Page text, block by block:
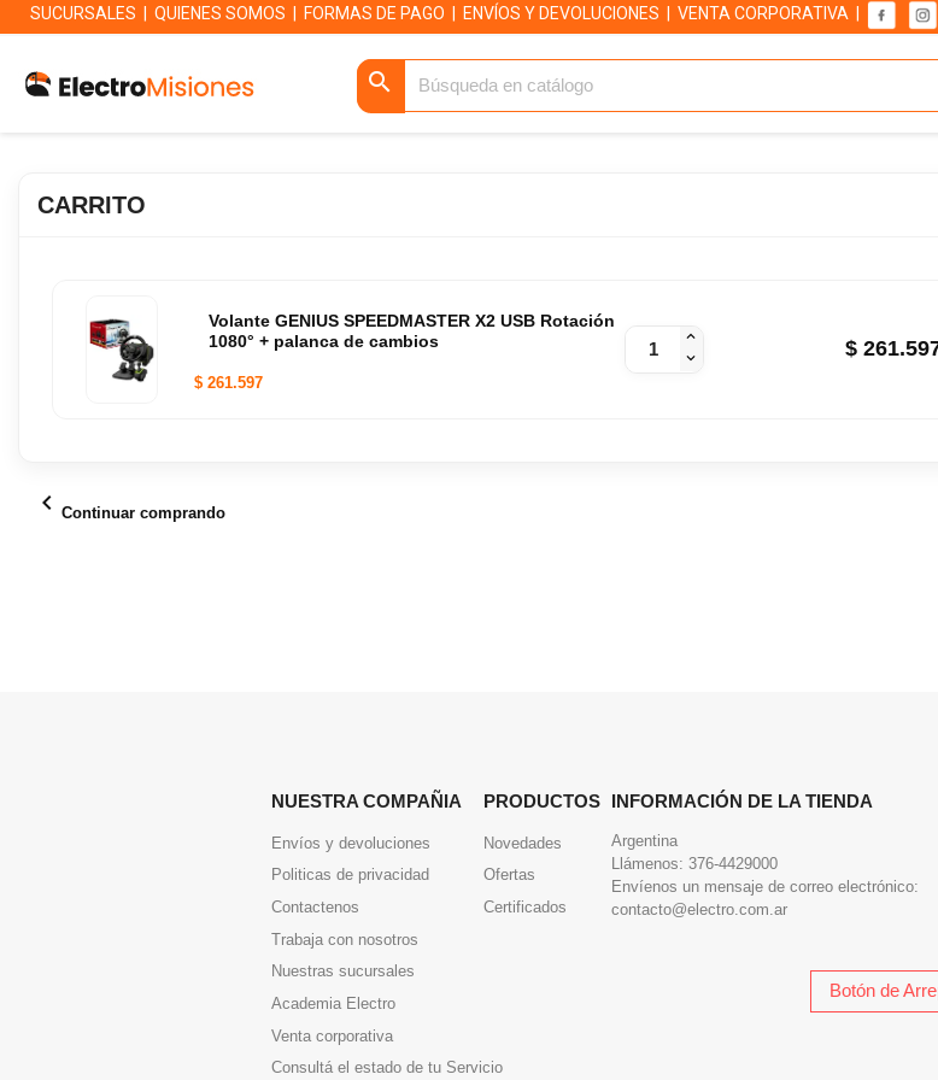
SUCURSALES QUIENES SOMOS FORMAS DE PAGO ENVÍOS Y DEVOLUCIONES VENTA CORPORATIVA
search
CARRITO
Volante GENIUS SPEEDMASTER X2 USB Rotación
1080° + palanca de cambios
$ 261.597
$
chevron_left Continuar comprando
NUESTRA COMPAÑIA
Envíos y devoluciones
Politicas de privacidad
Contactenos
Trabaja con nosotros
Nuestras sucursales
Academia Electro
Venta corporativa
Consultá el estado de tu Servicio
PRODUCTOS
Novedades
Ofertas
Certificados
INFORMACIÓN DE LA TIENDA
Argentina
Llámenos: 376-4429000
Envíenos un mensaje de correo electrónico:
contacto@electro.com.ar
Botón de